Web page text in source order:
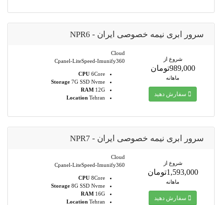
سرور ابری نیمه خصوصی ایران - NPR6
Cloud
Cpanel-LiteSpeed-Imunify360
CPU6Core
Storage7G SSD Nvme
RAM12G
LocationTehran
شروع از
989,000تومان
ماهانه
سفارش دهید
سرور ابری نیمه خصوصی ایران - NPR7
Cloud
Cpanel-LiteSpeed-Imunify360
CPU8Core
Storage8G SSD Nvme
RAM16G
LocationTehran
شروع از
1,593,000تومان
ماهانه
سفارش دهید